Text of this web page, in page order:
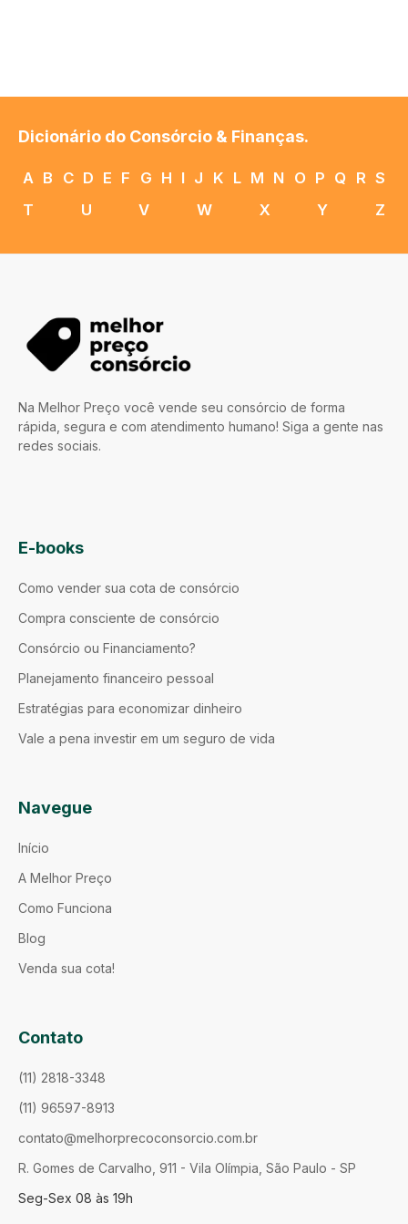
Dicionário do Consórcio & Finanças.
A B C D E F G H I J K L M N O P Q R S
T
U V W X Y Z
Na Melhor Preço você vende seu consórcio de forma
rápida, segura e com atendimento humano! Siga a gente nas
redes sociais.
E-books
Como vender sua cota de consórcio
Compra consciente de consórcio
Consórcio ou Financiamento?
Planejamento financeiro pessoal
Estratégias para economizar dinheiro
Vale a pena investir em um seguro de vida
Navegue
Início
A Melhor Preço
Como Funciona
Blog
Venda sua cota!
Contato
(11) 2818-3348
(11) 96597-8913
contato@melhorprecoconsorcio.com.br
R. Gomes de Carvalho, 911 - Vila Olímpia, São Paulo - SP
Seg-Sex 08 às 19h